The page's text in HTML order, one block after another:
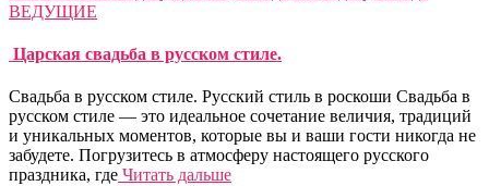
ВЕДУЩИЕ
Царская свадьба в русском стиле.
Свадьба в русском стиле. Русский стиль в роскоши Cвадьба в
русском стиле — это идеальное сочетание величия, традиций
и уникальных моментов, которые вы и ваши гости никогда не
забудете. Погрузитесь в атмосферу настоящего русского
праздника, где Читать дальше